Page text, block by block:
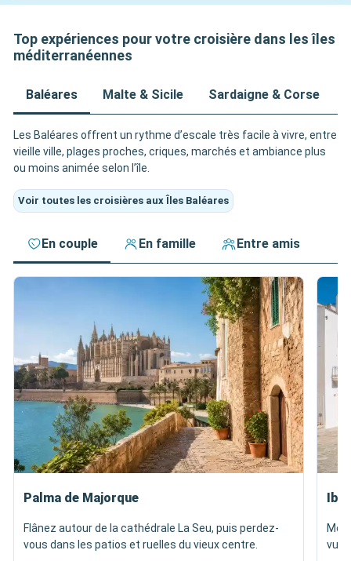
Top expériences pour votre croisière dans les îles
méditerranéennes
Baléares Malte & Sicile Sardaigne & Corse
Les Baléares offrent un rythme d’escale très facile à vivre, entre
vieille ville, plages proches, criques, marchés et ambiance plus
ou moins animée selon l’île.
Voir toutes les croisières aux Îles Baléares
En couple En famille Entre amis
Palma de Majorque
Flânez autour de la cathédrale La Seu, puis perdez-
vous dans les patios et ruelles du vieux centre.